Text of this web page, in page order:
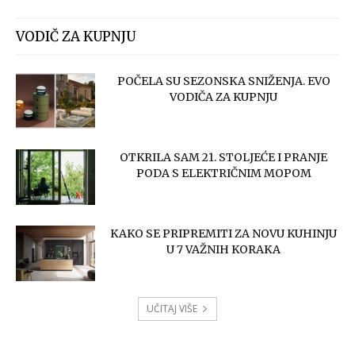
VODIČ ZA KUPNJU
POČELA SU SEZONSKA SNIŽENJA. EVO
VODIČA ZA KUPNJU
OTKRILA SAM 21. STOLJEĆE I PRANJE
PODA S ELEKTRIČNIM MOPOM
KAKO SE PRIPREMITI ZA NOVU KUHINJU
U 7 VAŽNIH KORAKA
UČITAJ VIŠE